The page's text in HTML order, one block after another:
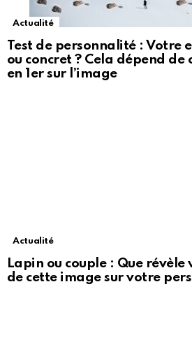
Actualité
Test de personnalité : Votre
ou concret ? Cela dépend de
en 1er sur l’image
Actualité
Lapin ou couple : Que
de cette image sur votre